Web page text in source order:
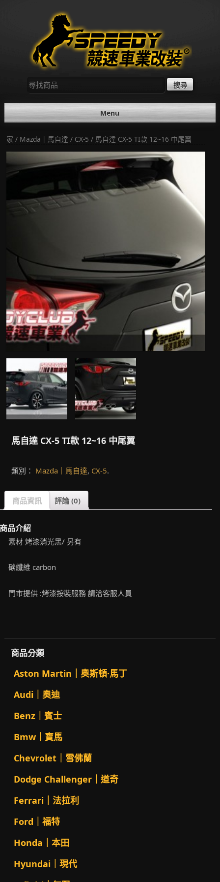
尋
找：
Menu
家 / Mazda｜馬自達 / CX-5 / 馬自達 CX-5 TI款 12~16 中尾翼
折扣!
馬自達 CX-5 TI款 12~16 中尾翼
類別： Mazda｜馬自達, CX-5.
商品資訊 評論 (0)
品介紹
素材 烤漆消光黑/ 另有
碳纖維 carbon
門市提供 :烤漆按裝服務 請洽客服人員
商品分類
Aston Martin｜奧斯頓·馬丁
Audi｜奧迪
Benz｜賓士
Bmw｜寶馬
Chevrolet｜雪佛蘭
Dodge Challenger｜道奇
Ferrari｜法拉利
Ford｜福特
Honda｜本田
Hyundai｜現代